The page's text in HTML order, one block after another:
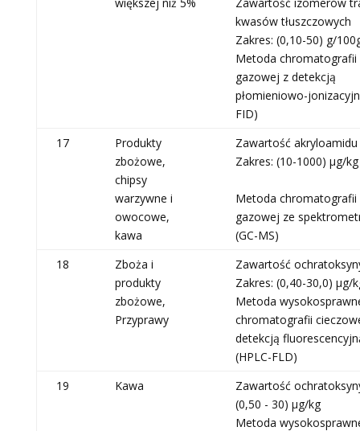
kwasów tłuszczowych
Zakres: (0,10-50) g/
Metoda chromatografii
gazowej z detekcją
płomieniowo-
FID)
17
Produkty
zbożowe,
chipsy
warzywne i
owocowe,
kawa
Zawartość akryloamidu
Zakres: (10-1000) μg/kg
Metoda chromatografii
gazowej ze
(GC-MS)
18
Zboża i
produkty
zbożowe,
Przyprawy
Zawartość
Zakres: (0,40-30,0) μg/
Metoda
chromatografii
detekcją
(HPLC-FLD)
19
Kawa
Zawartość
(0,50 - 30) µg/kg
Metoda